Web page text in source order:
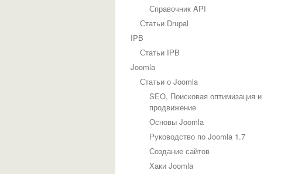
Справочник API
Статьи Drupal
IPB
Статьи IPB
Joomla
Статьи о Joomla
SEO, Поисковая оптимизация и
продвижение
Основы Joomla
Руководство по Joomla 1.7
Создание сайтов
Хаки Joomla